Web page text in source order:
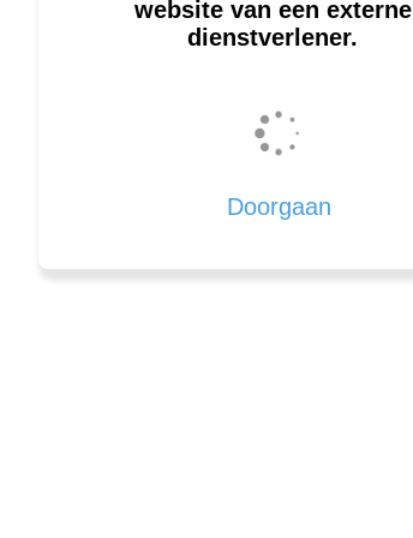
website van een externe
dienstverlener.
Doorgaan